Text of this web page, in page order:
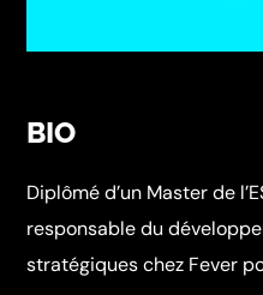
BIO
Diplômé d’un Master de
responsable du
stratégiques chez Fever